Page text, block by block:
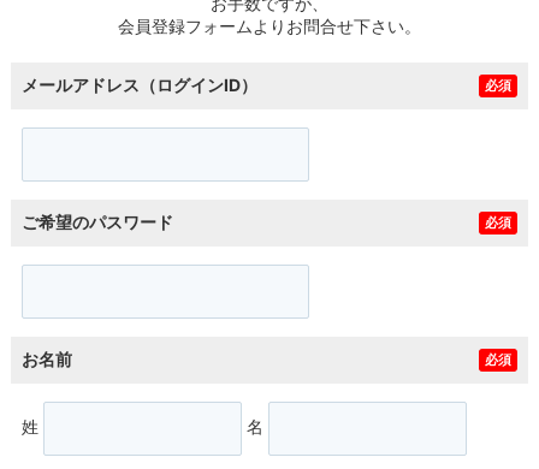
会員登録フォームよりお問合せ下さい。
メールアドレス（ログインID） 必須
ご希望のパスワード 必須
お名前 必須
姓 名